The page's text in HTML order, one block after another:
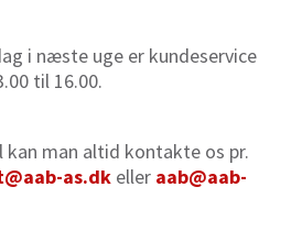
i næste uge er kundeservice
til 16.00.
kan man altid kontakte os pr.
as.dk eller aab@aab-